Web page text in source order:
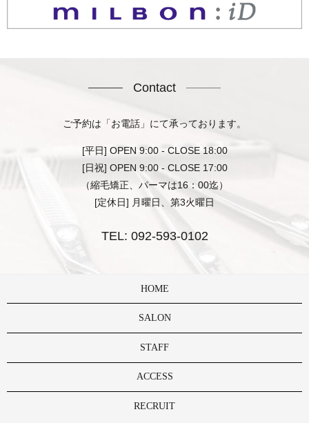
Contact
ご予約は「お電話」にて承っております。
[平日] OPEN 9:00 - CLOSE 18:00
[日祝] OPEN 9:00 - CLOSE 17:00
（縮毛矯正、パーマは16：00迄）
[定休日] 月曜日、第3火曜日
TEL: 092-593-0102
HOME
SALON
STAFF
ACCESS
RECRUIT